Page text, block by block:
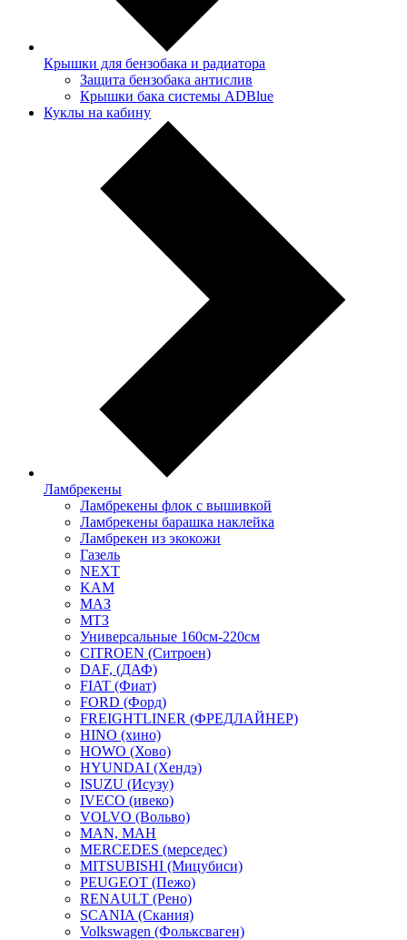
Крышки для бензобака и радиатора
Защита бензобака антислив
Крышки бака системы ADBlue
Куклы на кабину
Ламбрекены
Ламбрекены флок с вышивкой
Ламбрекены барашка наклейка
Ламбрекен из экокожи
Газель
NEXT
KAM
МАЗ
МТЗ
Универсальные 160см-220см
CITROEN (Ситроен)
DAF, (ДАФ)
FIAT (Фиат)
FORD (Форд)
FREIGHTLINER (ФРЕДЛАЙНЕР)
HINO (хино)
HOWO (Хово)
HYUNDAI (Хендэ)
ISUZU (Исузу)
IVECO (ивеко)
VOLVO (Вольво)
MAN, МАН
MERCEDES (мерседес)
MITSUBISHI (Мицубиси)
PEUGEOT (Пежо)
RENAULT (Рено)
SCANIA (Скания)
Volkswagen (Фольксваген)